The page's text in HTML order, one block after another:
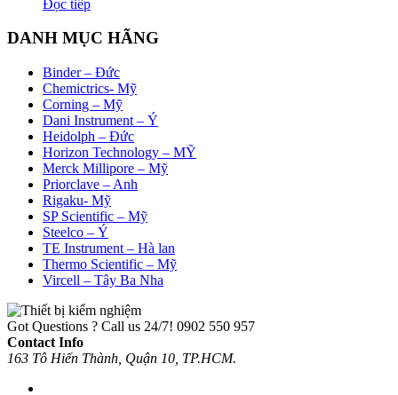
Đọc tiếp
DANH MỤC HÃNG
Binder – Đức
Chemictrics- Mỹ
Corning – Mỹ
Dani Instrument – Ý
Heidolph – Đức
Horizon Technology – MỸ
Merck Millipore – Mỹ
Priorclave – Anh
Rigaku- Mỹ
SP Scientific – Mỹ
Steelco – Ý
TE Instrument – Hà lan
Thermo Scientific – Mỹ
Vircell – Tây Ba Nha
Got Questions ? Call us 24/7! 0902 550 957
Contact Info
163 Tô Hiến Thành, Quận 10, TP.HCM.